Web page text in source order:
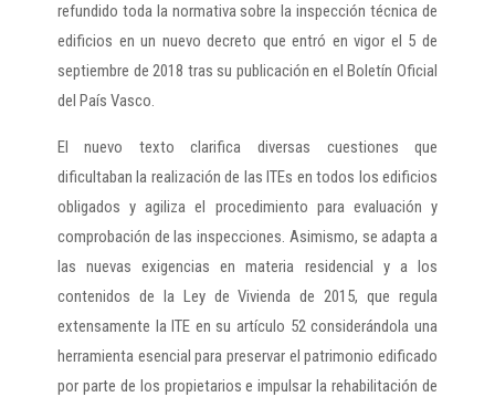
refundido toda la normativa sobre la inspección técnica de
edificios en un nuevo decreto que entró en vigor el 5 de
septiembre de 2018 tras su publicación en el Boletín Oficial
del País Vasco.
El nuevo texto clarifica diversas cuestiones que
dificultaban la realización de las ITEs en todos los edificios
obligados y agiliza el procedimiento para evaluación y
comprobación de las inspecciones. Asimismo, se adapta a
las nuevas exigencias en materia residencial y a los
contenidos de la Ley de Vivienda de 2015, que regula
extensamente la ITE en su artículo 52 considerándola una
herramienta esencial para preservar el patrimonio edificado
por parte de los propietarios e impulsar la rehabilitación de